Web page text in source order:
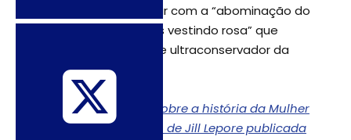
da igualdade combinar com a “abominação do
gênero” e as “meninas vestindo rosa” que
habitam o carro-chefe ultraconservador da
ministra.
Saiba mais detalhes sobre a história da Mulher
Maravilha neste artigo de Jill Lepore publicada